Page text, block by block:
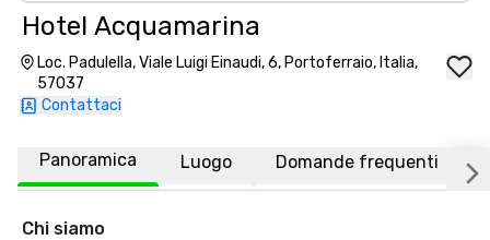
Hotel Acquamarina
Loc. Padulella, Viale Luigi Einaudi, 6, Portoferraio, Italia,
57037
Contattaci
Panoramica Luogo Domande frequenti
Chi siamo